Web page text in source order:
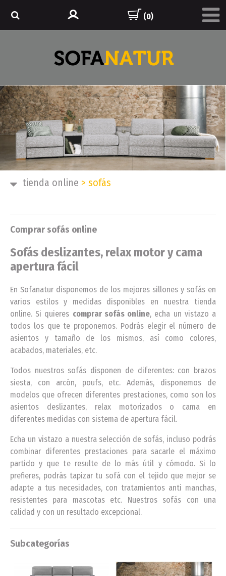
(0)
tienda online > sofás
Comprar sofás online
Sofás deslizantes, relax motor y cama
apertura fácil
En Sofanatur disponemos de los mejores sillones y sofás en
varios estilos y medidas disponibles en nuestra tienda
online. Si quieres comprar sofás online, echa un vistazo a
todos los que te proponemos. Podrás elegir el número de
asientos y tamaño de los mismos, así como colores,
acabados, materiales, etc.
Todos nuestros sofás disponen de diferentes: con brazos
siesta, con arcón, poufs, etc. Además, disponemos de
modelos que ofrecen diferentes prestaciones, como son los
asientos deslizantes, relax motorizados o cama en
diferentes medidas con sistema de apertura fácil.
Echa un vistazo a nuestra selección de sofás, incluso podrás
combinar diferentes prestaciones para sacarle el máximo
partido y que te resulte de lo más útil y cómodo. Si lo
prefieres, podrás tapizar tu sofá con el tejido que mejor se
adapte a tus necesidades, con tratamientos anti manchas,
resistentes para mascotas etc. Nuestros sofás con una
calidad y con un resultado excepcional.
Subcategorías